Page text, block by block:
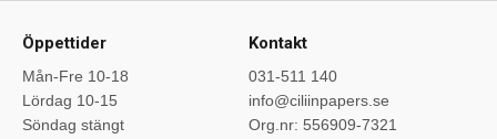
Öppettider
Mån-Fre 10-18
Lördag 10-15
Söndag stängt
Kontakt
031-511 140
info@ciliinpapers.se
Org.nr: 556909-7321